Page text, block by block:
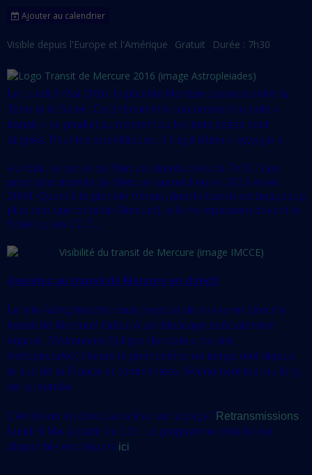
Ajouter au calendrier
Visible depuis l'Europe et l'Amérique Gratuit Durée : 7h30
Le Lundi 9 Mai 2016, la planète Mercure passera entre la
Terre et le Soleil. Ce phénomène couramment appelé «
transit » se produit au moment où les trois astres sont
alignés. Pour les scientifiques, il s'agit d'une « syzygie ».
Au total, le transit de Mercure durera près de 7h30 ! Les
prochains transits de Mercure auront lieu en 2019 et en
2049. Quant à la planète Vénus (dont le transit est beaucoup
plus rare que celui de Mercure), elle ne repassera devant le
Soleil qu'en 2117...
Assistez au transit de Mercure en direct!
Le site Astropleiades vous propose de suivre en direct le
transit de Mercure! Grâce à un télescope spécialement
équipé, l'Astronome Eclipse (fondateur du site
Astropleiades) filmera le phénomène en temps réel depuis
le sud de la France et commentera l'évènement tout au long
de la journée.
L'émission en direct aura lieu sur la page " Retransmissions"
Lundi 9 Mai à partir de 12h. Le programme détaillé est
disponible en cliquant ici.